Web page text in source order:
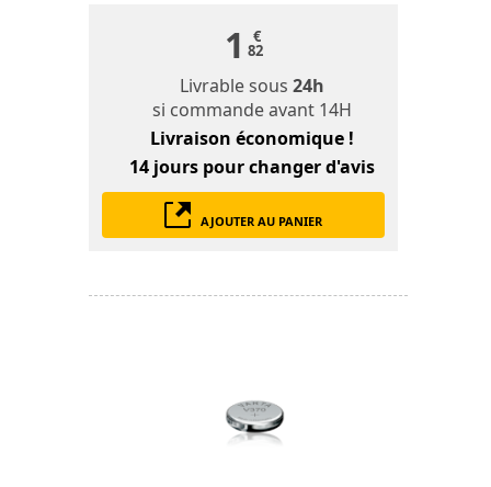
1 €
82
Livrable sous24h
si commande avant 14H
Livraison économique !
14 jours pour changer d'avis
AJOUTER AU PANIER